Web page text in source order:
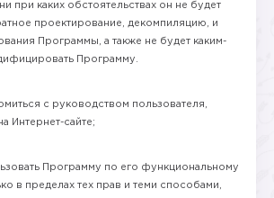
при каких обстоятельствах он не будет
проектирование, декомпиляцию, и
Программы, а также не будет каким-
Программу.
с руководством пользователя,
Интернет-сайте;
Программу по его функциональному
в пределах тех прав и теми способами,